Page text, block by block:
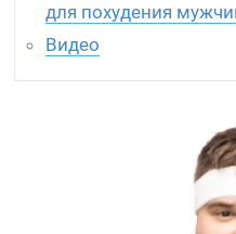
для похудения
Видео